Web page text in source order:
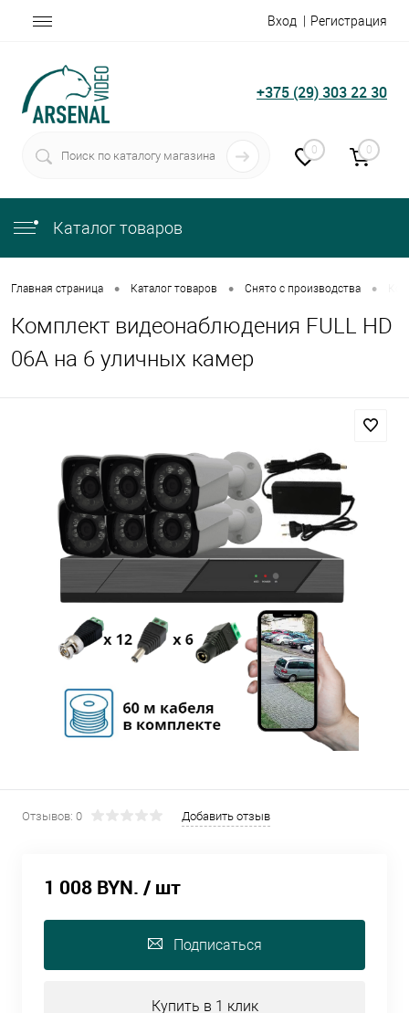
Вход Регистрация
+375 (29) 303 22 30
0 0
Каталог товаров
Главная страница • Каталог товаров • Снято с производства •
Комплект видеонаблюдения FULL HD
06A на 6 уличных камер
Отзывов: 0 Добавить отзыв
1 008 BYN. / шт
Подписаться
Купить в 1 клик